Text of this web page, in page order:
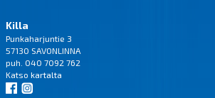
Killa
Punkaharjuntie 3
57130 SAVONLINNA
puh. 040 7092 762
Katso kartalta